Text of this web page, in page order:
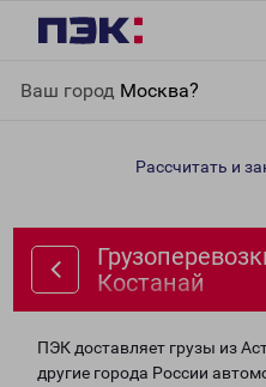
Ваш город Москва?
Костанай
Рассчитать и
Костанай
ПЭК доставляет грузы из
другие города России